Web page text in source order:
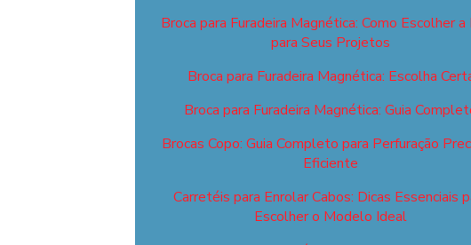
Broca para Furadeira Magnética: Como Escolher
para Seus Projetos
Broca para Furadeira Magnética: Escolha
Broca para Furadeira Magnética: Guia
Brocas Copo: Guia Completo para Perfuração
Eficiente
Carretéis para Enrolar Cabos: Dicas Essenciais
Escolher o Modelo Ideal